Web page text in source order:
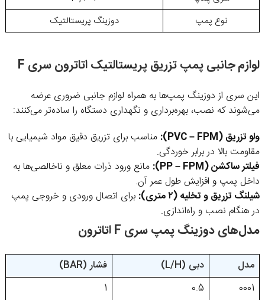
نوع پمپ
دوزینگ پریستالتیک
لوازم جانبی پمپ تزریق پریستالتیک اتاترون سری F
این سری از دوزینگ پمپ‌ها به همراه لوازم جانبی ضروری عرضه
می‌شوند که نصب، بهره‌برداری و نگهداری دستگاه را ساده‌تر می‌کنند:
ولو تزریق (PVC – FPM):
مناسب برای تزریق دقیق مواد شیمیایی با
مقاومت بالا در برابر خوردگی.
فیلتر ساکشن (PP – FPM):
مانع ورود ذرات معلق و ناخالصی‌ها به
داخل پمپ و افزایش طول عمر آن.
شیلنگ تزریق و تخلیه (۲ متری):
برای اتصال ورودی و خروجی پمپ
در هنگام نصب و راه‌اندازی.
مدل‌های دوزینگ پمپ سری F اتاترون
مدل دبی (L/H)
فشار (BAR)
0001
0.5
1